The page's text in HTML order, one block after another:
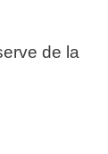
de la